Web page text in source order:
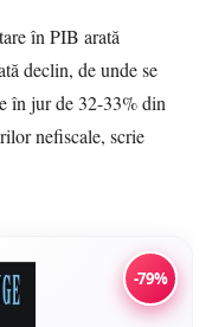
în PIB arată
declin, de unde se
în jur de 32-33% din
nefiscale, scrie
-79%